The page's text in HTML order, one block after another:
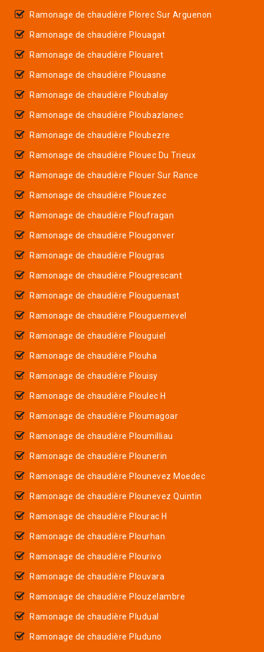
Ramonage de chaudière Plorec Sur Arguenon
Ramonage de chaudière Plouagat
Ramonage de chaudière Plouaret
Ramonage de chaudière Plouasne
Ramonage de chaudière Ploubalay
Ramonage de chaudière Ploubazlanec
Ramonage de chaudière Ploubezre
Ramonage de chaudière Plouec Du Trieux
Ramonage de chaudière Plouer Sur Rance
Ramonage de chaudière Plouezec
Ramonage de chaudière Ploufragan
Ramonage de chaudière Plougonver
Ramonage de chaudière Plougras
Ramonage de chaudière Plougrescant
Ramonage de chaudière Plouguenast
Ramonage de chaudière Plouguernevel
Ramonage de chaudière Plouguiel
Ramonage de chaudière Plouha
Ramonage de chaudière Plouisy
Ramonage de chaudière Ploulec H
Ramonage de chaudière Ploumagoar
Ramonage de chaudière Ploumilliau
Ramonage de chaudière Plounerin
Ramonage de chaudière Plounevez Moedec
Ramonage de chaudière Plounevez Quintin
Ramonage de chaudière Plourac H
Ramonage de chaudière Plourhan
Ramonage de chaudière Plourivo
Ramonage de chaudière Plouvara
Ramonage de chaudière Plouzelambre
Ramonage de chaudière Pludual
Ramonage de chaudière Pluduno